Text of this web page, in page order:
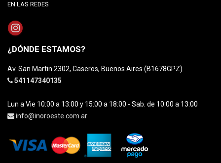
EN LAS REDES
¿DÓNDE ESTAMOS?
Av. San Martin 2302, Caseros, Buenos Aires (B1678GPZ)
541147340135
Lun a Vie 10:00 a 13:00 y 15:00 a 18:00 - Sab. de 10:00 a 13:00
info@inoroeste.com.ar